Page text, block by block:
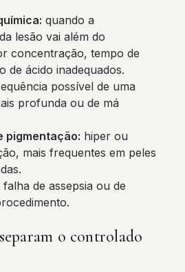
quando a
lesão vai além do
concentração, tempo de
de ácido inadequados.
possível de uma
profunda ou de má
pigmentação: hiper ou
mais frequentes em peles
de assepsia ou de
o controlado